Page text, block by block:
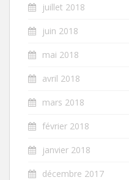
juillet 2018
juin 2018
mai 2018
avril 2018
mars 2018
février 2018
janvier 2018
décembre 2017